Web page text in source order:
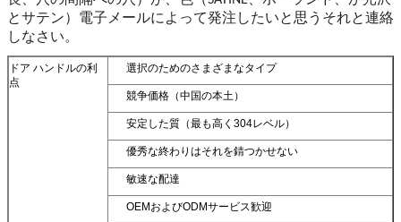
とサテン）電子メールによって発注したいと思うそれと連絡
しなさい。
ドア ハンドルの利
点
選択のためのさまざまなタイプ
競争価格（中国の本土）
安定した質（最も高く304レベル）
優秀な終わりはそれを錆つかせない
敏速な配達
OEMおよびODMサービス歓迎